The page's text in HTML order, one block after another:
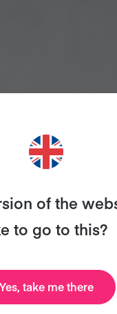
CON
VEGANOS
of the
to go to this?
Yes, take me there